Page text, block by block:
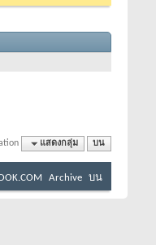
แสดงกลุ่ม บน
Archive บน